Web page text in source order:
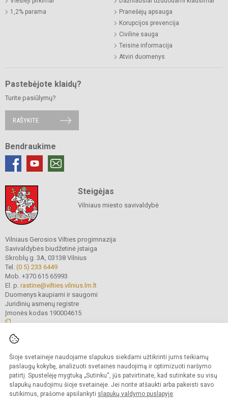
Šioje svetainėje naudojame slapukus siekdami užtikrinti jums teikiamų
paslaugų kokybę, analizuoti svetainės naudojimą ir optimizuoti naršymo
patirtį. Spustelėję mygtuką „Sutinku“, jūs patvirtinate, kad sutinkate su visų
slapukų naudojimu šioje svetainėje. Jei norite atšaukti arba pakeisti savo
sutikimus, prašome apsilankyti slapukų valdymo puslapyje.
1,2% parama
Pranešėjų apsauga
Korupcijos prevencija
Civilinė sauga
Teisinė informacija
Atviri duomenys
Pastebėjote klaidų?
Turite pasiūlymų?
RAŠYKITE
Bendraukime
Steigėjas
Vilniaus miesto savivaldybė
Vilniaus Gerosios Vilties progimnazija
Savivaldybės biudžetinė įstaiga
Skroblų g. 3A, 03138 Vilnius
Tel. (0 5) 233 6449
Mob. +370 615 65993
El. p. rastine@vilties.vilnius.lm.lt
Duomenys kaupiami ir saugomi
Juridinių asmenų registre
Įmonės kodas 190004615
Kopijuoti turinį be raštiško progimnazijos administracijos sutikimo griežtai
draudžiama.
Prieinamumo paraiška Slapukų valdymas
Sumanus būdas atnaujinti